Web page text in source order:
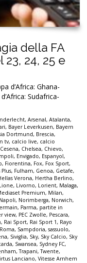
della FA
24, 25 e
d’Africa: Ghana-
Sudafrica-
, Arsenal, Atalanta,
, Bayer Leverkusen, Bayern
Dortmund, Brescia,
tv, calcio live, calcio
Cesena, Chelsea, Chievo,
, Envigado, Espanyol,
, Fiorentina, Fox, Fox Sport,
Plus, Fulham, Genoa, Getafe,
Verona, Hertha Berlino,
, Livorno, Lorient, Malaga,
Premium, Milan,
Napoli, Norimberga, Norwich,
, Parma, partite in
view, PEC Zwolle, Pescara,
, Rai Sport, Rai Sport 1, Rayo
Roma, Sampdoria, sassuolo,
, Siviglia, Sky, Sky Calcio, Sky
, Swansea, Sydney FC,
,Trapani,Twente,
Lanciano, Vitesse Arnhem